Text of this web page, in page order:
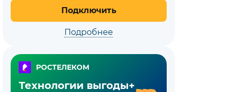
Подключить
Подробнее
РОСТЕЛЕКОМ
Технологии выгоды+